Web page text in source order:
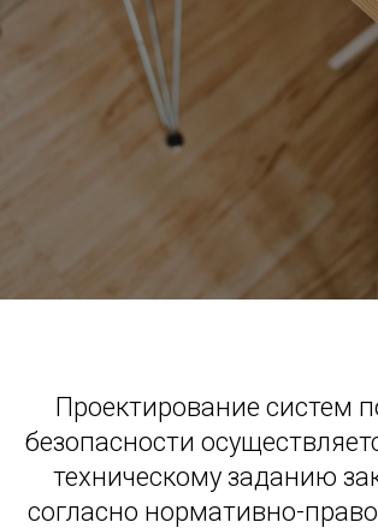
Проектирование систем
безопасности
техническому заданию
согласно нормативно-